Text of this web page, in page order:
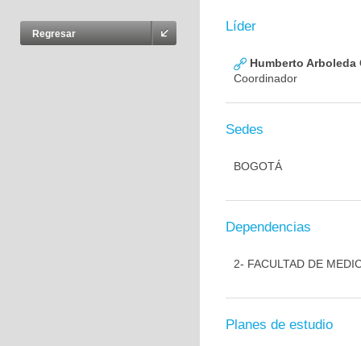
Regresar
Líder
Humberto Arboleda
Coordinador
Sedes
BOGOTÁ
Dependencias
2- FACULTAD DE
Planes de estudio